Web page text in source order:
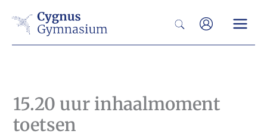
naar
Zoeken
15.20 uur inhaalmoment
toetsen